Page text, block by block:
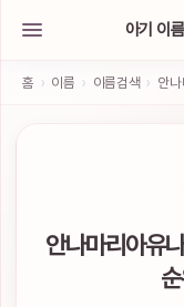
스
소
아기 이
홈 › 이름 › 이름검색 › 안
안나마리아유